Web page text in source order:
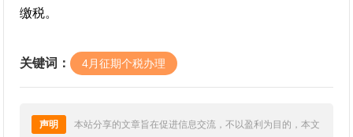
缴税。
关键词： 4月征期个税办理
声明
本站分享的文章旨在促进信息交流，不以盈利为目的，本文